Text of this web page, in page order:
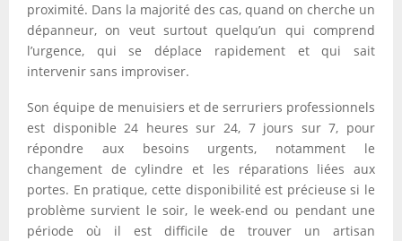
proximité. Dans la majorité des cas, quand on cherche un
dépanneur, on veut surtout quelqu’un qui comprend
l’urgence, qui se déplace rapidement et qui sait
intervenir sans improviser.
Son équipe de menuisiers et de serruriers professionnels
est disponible 24 heures sur 24, 7 jours sur 7, pour
répondre aux besoins urgents, notamment le
changement de cylindre et les réparations liées aux
portes. En pratique, cette disponibilité est précieuse si le
problème survient le soir, le week-end ou pendant une
période où il est difficile de trouver un artisan